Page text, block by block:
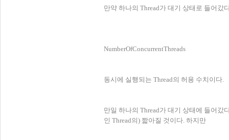
만약 하나의 Thread가 대기 상태로 들어갔
NumberOfConcurrentThreads
동시에 실행되는 Thread의 허용 수치이다.
만일 하나의 Thread가 대기 상태에 들어갔
인 Thread의) 짧아질 것이다. 하지만